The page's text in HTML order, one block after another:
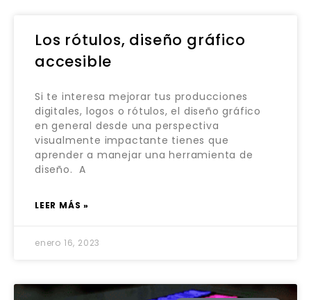
Los rótulos, diseño gráfico
accesible
Si te interesa mejorar tus producciones
digitales, logos o rótulos, el diseño gráfico
en general desde una perspectiva
visualmente impactante tienes que
aprender a manejar una herramienta de
diseño. A
LEER MÁS »
enero 16, 2023